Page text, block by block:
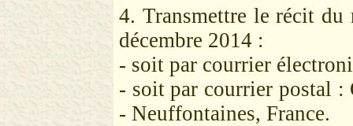
4. Transmettre le récit du
décembre 2014 :
- soit par courrier
- soit par courrier postal
- Neuffontaines, France.